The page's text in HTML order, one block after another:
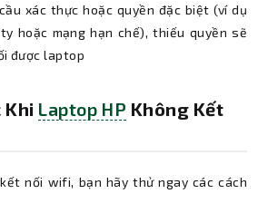
xác thực hoặc quyền đặc biệt (ví dụ
hoặc mạng hạn chế), thiếu quyền sẽ
được laptop
Khi Laptop HP Không Kết
nối wifi, bạn hãy thử ngay các cách